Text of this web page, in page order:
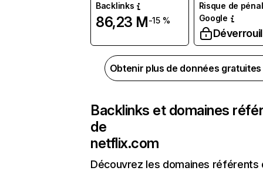
Backlinks
86,23 M-15 %
Risque de
Google
Obtenir plus de données
Backlinks et domaines
de
netflix.com
Découvrez les domaines référents